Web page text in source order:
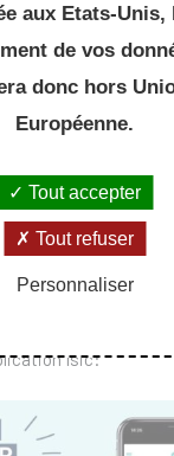
est créée à
l'étudiant
campus).
X en première
le plateau pour
aussi la carte
peut être également
Isic:
aux Etats-Unis,
de vos
donc hors
Européenne.
Tout accepter
Tout refuser
Personnaliser